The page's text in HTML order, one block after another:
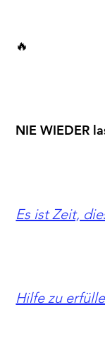
🔥
NIE WIEDER
Es ist Zeit,
Hilfe zu